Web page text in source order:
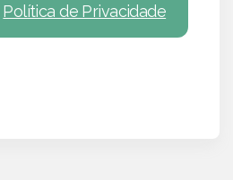
Política de Privacidade